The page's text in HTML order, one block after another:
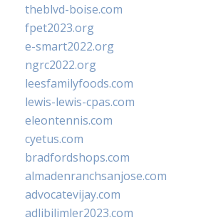
theblvd-boise.com
fpet2023.org
e-smart2022.org
ngrc2022.org
leesfamilyfoods.com
lewis-lewis-cpas.com
eleontennis.com
cyetus.com
bradfordshops.com
almadenranchsanjose.com
advocatevijay.com
adlibilimler2023.com